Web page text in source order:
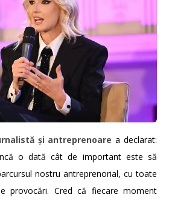
și antreprenoare a declarat:
o dată cât de important este să
nostru antreprenorial, cu toate
provocări. Cred că fiecare moment